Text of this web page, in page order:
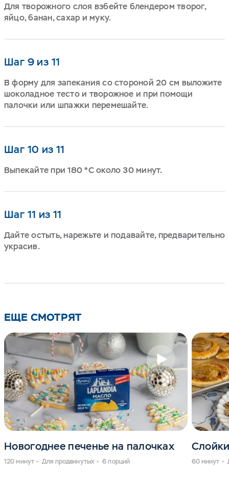
Для творожного слоя взбейте блендером творог,
яйцо, банан, сахар и муку.
Шаг 9 из 11
В форму для запекания со стороной 20 см выложите
шоколадное тесто и творожное и при помощи
палочки или шпажки перемешайте.
Шаг 10 из 11
Выпекайте при 180 °C около 30 минут.
Шаг 11 из 11
Дайте остыть, нарежьте и подавайте, предварительно
украсив.
ЕЩЕ СМОТРЯТ
Новогоднее печенье на палочках
120 минут Для продвинутых 6 порций 60 минут